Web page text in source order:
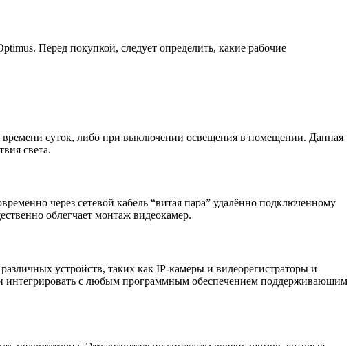
Перед покупкой, следует определить, какие рабочие
суток, либо при выключении освещения в помещении. Данная
света.
через сетевой кабель “витая пара” удалённо подключенному
облегчает монтаж видеокамер.
устройств, таких как IP-камеры и видеорегистраторы и
интегрировать с любым программным обеспечением поддерживающим